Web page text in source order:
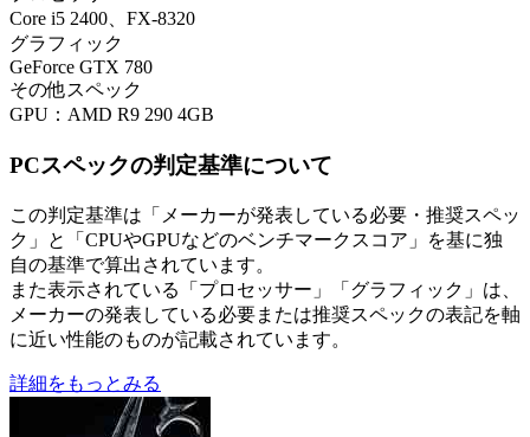
Core i5 2400、FX-8320
グラフィック
GeForce GTX 780
その他スペック
GPU：AMD R9 290 4GB
PCスペックの判定基準について
この判定基準は「メーカーが発表している必要・推奨スペッ
ク」と「CPUやGPUなどのベンチマークスコア」を基に独
自の基準で算出されています。
また表示されている「プロセッサー」「グラフィック」は、
メーカーの発表している必要または推奨スペックの表記を軸
に近い性能のものが記載されています。
詳細をもっとみる